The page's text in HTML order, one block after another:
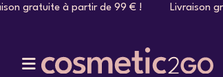
partir de 99 € ! Livraison gratuite à